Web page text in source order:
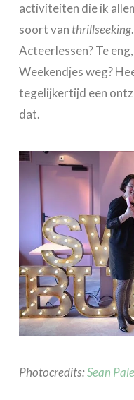
activiteiten die ik
soort van thrillseeking
Acteerlessen? Te
Weekendjes weg?
tegelijkertijd een
dat.
Photocredits:Sean